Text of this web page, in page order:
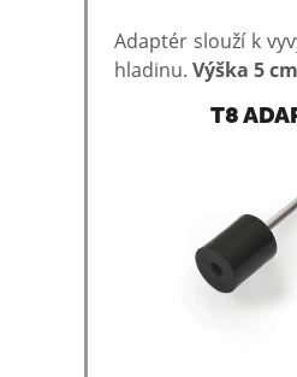
Adaptér slouží k
hladinu. Výška 5 cm
T8